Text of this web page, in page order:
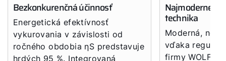
Bezkonkurenčná účinnosť
Energetická efektívnosť
vykurovania v závislosti od
ročného obdobia ηS predstavuje
hrdých 95 %. Integrovaná
technika
Moderná,
vďaka
firmy WOLF